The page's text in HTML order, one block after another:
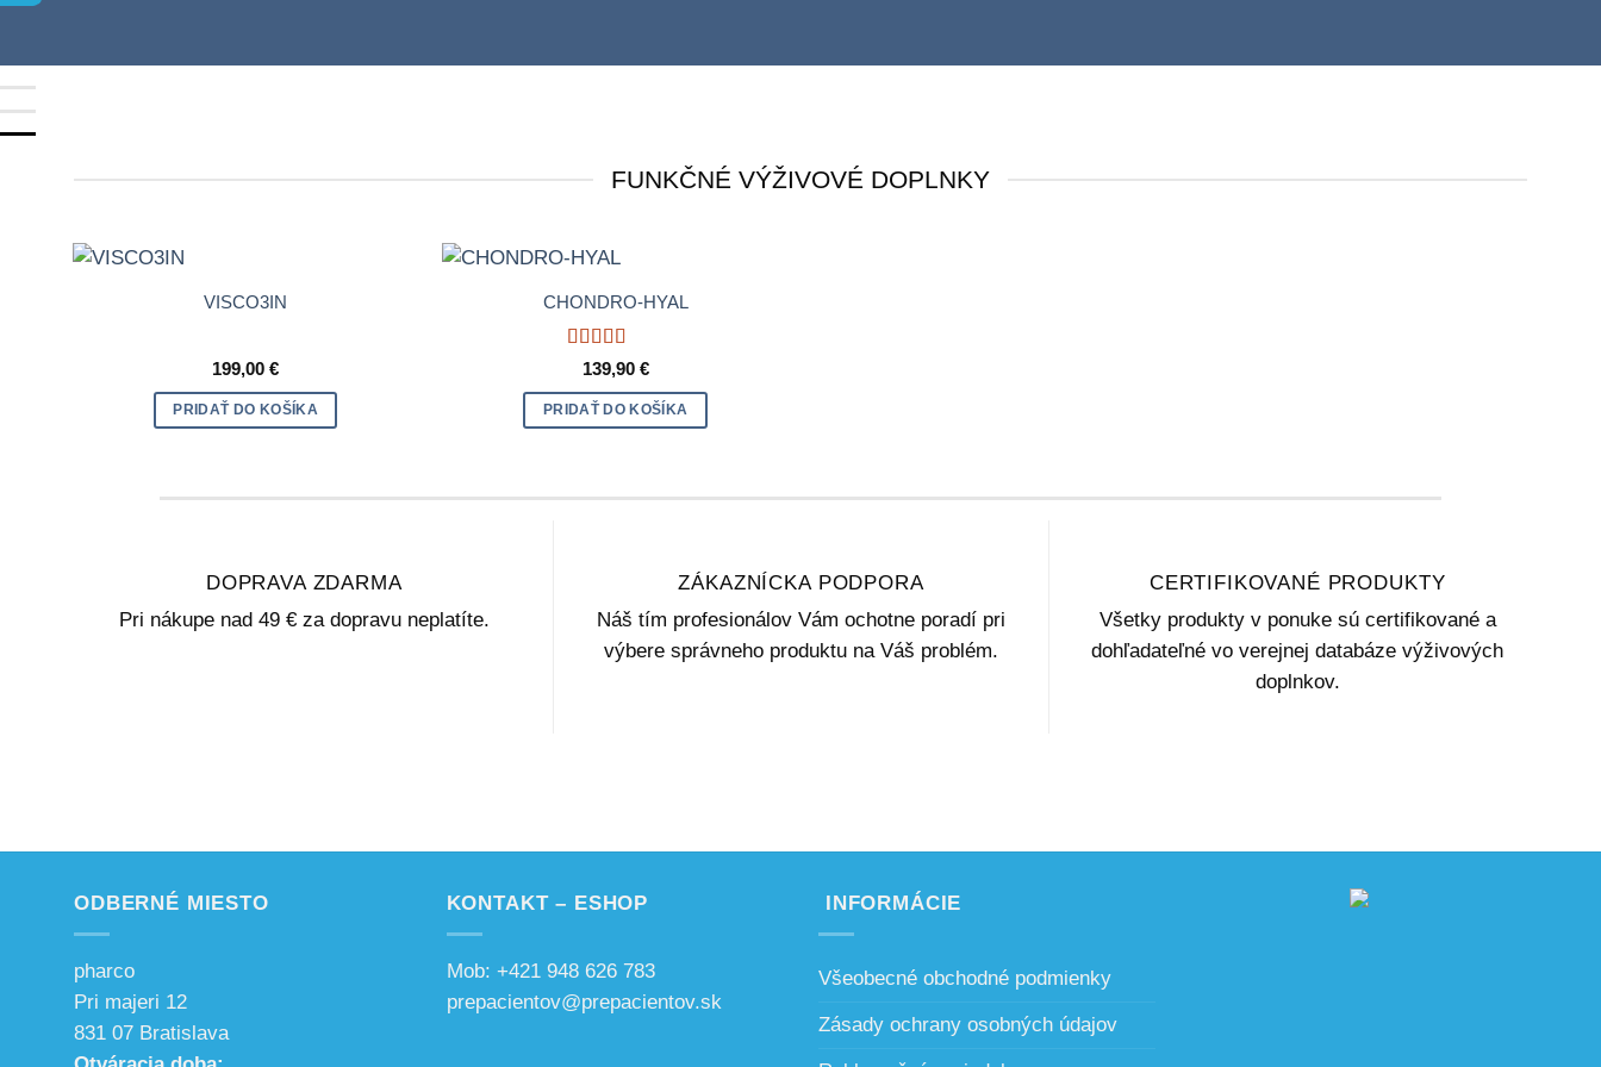
FUNKČNÉ VÝŽIVOVÉ DOPLNKY
VISCO3IN
199,00€
PRIDAŤ DO KOŠÍKA
CHONDRO-HYAL
Hodnotenie
139,90 €
PRIDAŤ DO KOŠÍKA
DOPRAVA ZDARMA
Pri nákupe nad 49 € za dopravu neplatíte.
ZÁKAZNÍCKA PODPORA
Náš tím profesionálov Vám ochotne poradí pri
výbere správneho produktu na Váš problém.
CERTIFIKOVANÉ PRODUKTY
Všetky produkty v ponuke sú certifikované a
dohľadateľné vo verejnej databáze výživových
doplnkov.
ODBERNÉ MIESTO
pharco
Pri majeri 12
831 07 Bratislava
KONTAKT – ESHOP
Mob: +421 948 626 783
prepacientov@prepacientov.sk
INFORMÁCIE
Všeobecné obchodné podmienky
Zásady ochrany osobných údajov